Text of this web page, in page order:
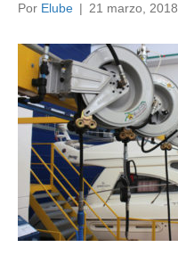
Por Elube | 21 marzo, 2018